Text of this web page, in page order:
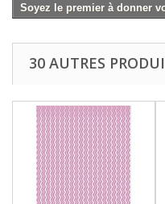
Soyez le premier à donner
30 AUTRES